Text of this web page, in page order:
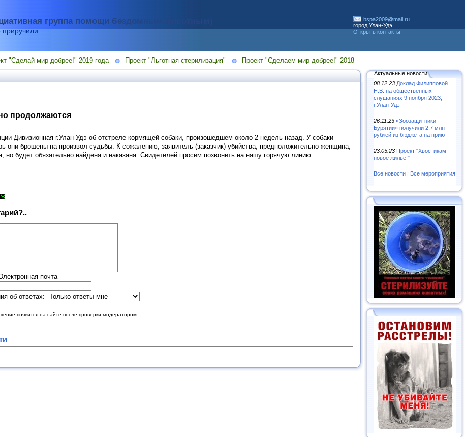
группа помощи бездомным животным)
приручили.
bspa2009@mail.ru
город Улан-Удэ
Открыть контакты
"Сделай мир добрее!" 2019 года Проект "Льготная стерилизация" Проект "Сделаем мир добрее!" 2018
продолжаются
Дивизионная г.Улан-Удэ об отстреле кормящей собаки, произошедшем около 2 недель назад. У собаки
они брошены на произвол судьбы. К сожалению, заявитель (заказчик) убийства, предположительно женщина,
но будет обязательно найдена и наказана. Свидетелей просим позвонить на нашу горячую линию.
почта
об ответах:
появится на сайте после проверки модератором.
Актуальные новости
08.12.23 Доклад Филипповой
Н.В. на общественных
слушаниях 9 ноября 2023,
г.Улан-Удэ
26.11.23 «Зooзaщитники
Бypятии» пoлyчили 2,7 млн
pyблeй из бюджeтa нa пpиют
23.05.23 Проект "Хвостикам -
новое жильё!"
Все новости | Все мероприятия